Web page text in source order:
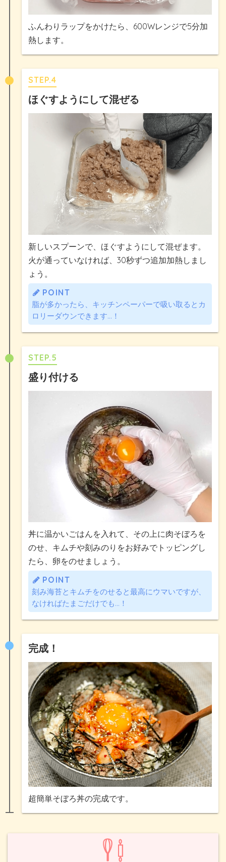
ふんわりラップをかけたら、600Wレンジで5分加
熱します。
STEP.4
ほぐすようにして混ぜる
新しいスプーンで、ほぐすようにして混ぜます。
火が通っていなければ、30秒ずつ追加加熱しまし
ょう。
POINT
脂が多かったら、キッチンペーパーで吸い取るとカ
ロリーダウンできます…！
STEP.5
盛り付ける
丼に温かいごはんを入れて、その上に肉そぼろを
のせ、キムチや刻みのりをお好みでトッピングし
たら、卵をのせましょう。
POINT
刻み海苔とキムチをのせると最高にウマいですが、
なければたまごだけでも…！
完成！
超簡単そぼろ丼の完成です。